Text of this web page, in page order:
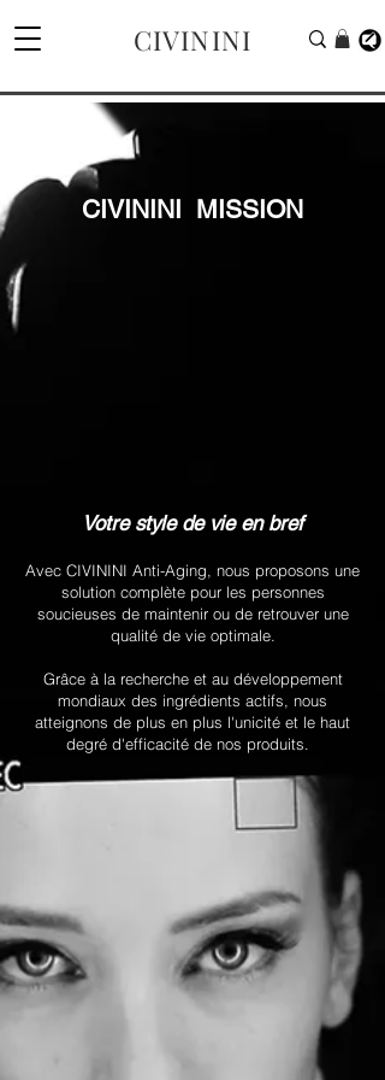
CIVININI
CIVININI MISSION
Votre style de vie en bref
Avec CIVININI Anti-Aging, nous proposons une
solution complète pour les personnes
soucieuses de maintenir ou de retrouver une
qualité de vie optimale.
Grâce à la recherche et au développement
mondiaux des ingrédients actifs, nous
atteignons de plus en plus l'unicité et le haut
degré d'efficacité de nos produits.